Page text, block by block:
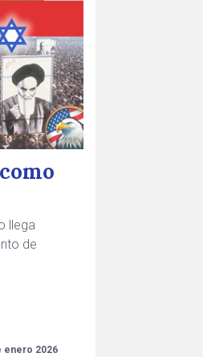
llega
de
enero 2026